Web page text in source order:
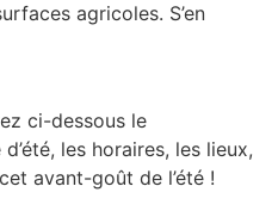
agricoles. S’en
ci-dessous le
les horaires, les lieux,
avant-goût de l’été !